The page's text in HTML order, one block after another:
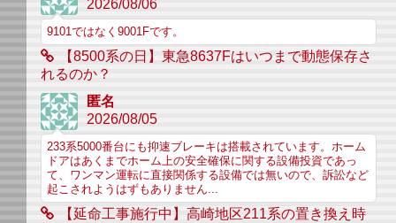
2026/08/06
9101ではなく9001Fです。
【8500系の日】東急8637Fはいつまで動態保存さ
れるのか？
匿名
2026/08/05
233系5000番台にも抑速ブレーキは搭載されています。ホーム
ドアはあくまでホーム上の安全確保に関する設備投資であっ
て、ワンマン運転に直接関係する設備では無いので、訴訟など
起こされようはずもありません...
【延命工事施行中】高崎地区211系の置き換え時